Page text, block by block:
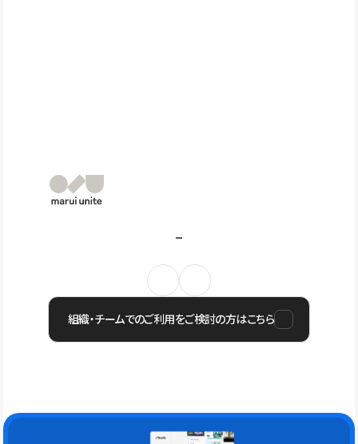
組織・チームでのご利用をご検討の方はこちら